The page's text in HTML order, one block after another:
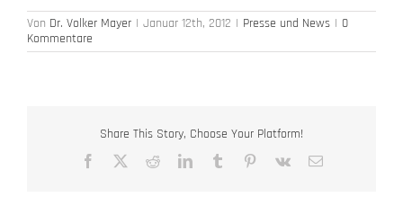
Von Dr. Volker Mayer | Januar 12th, 2012 | Presse und News | 0
Kommentare
Share This Story, Choose Your Platform!
Facebook RedditLinkedInTumblr Pinterest
Vk
E-